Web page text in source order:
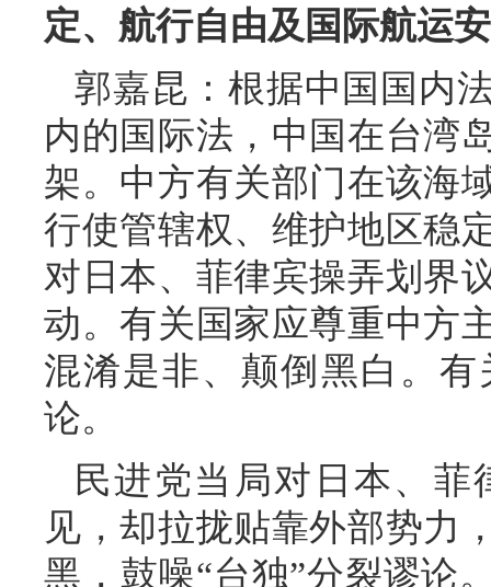
定、航行自由及国际航运
郭嘉昆：根据中国国内
内的国际法，中国在台湾
架。中方有关部门在该海
行使管辖权、维护地区稳
对日本、菲律宾操弄划界
动。有关国家应尊重中方
混淆是非、颠倒黑白。
论。
民进党当局对日本、
见，却拉拢贴靠外部势力
黑，鼓噪“台独”分裂谬论